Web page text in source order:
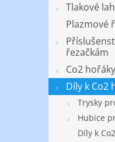
Tlakové
Plazmové
řezačkám
Co2 hořáky
Díly k Co2
Trysky
Hubice
Díly k